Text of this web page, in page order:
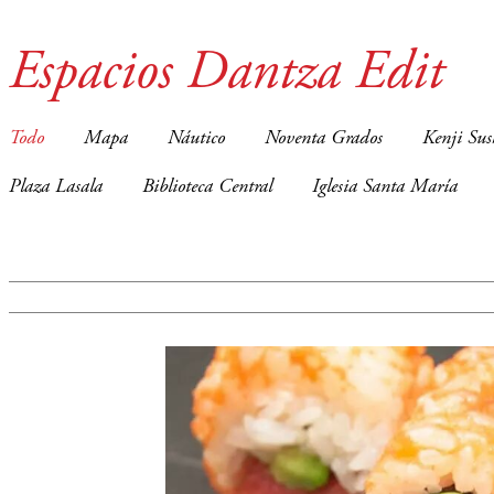
Espacios Dantza Edit
Todo Mapa Náutico Noventa Grados Kenji
Plaza Lasala Biblioteca Central Iglesia Santa María